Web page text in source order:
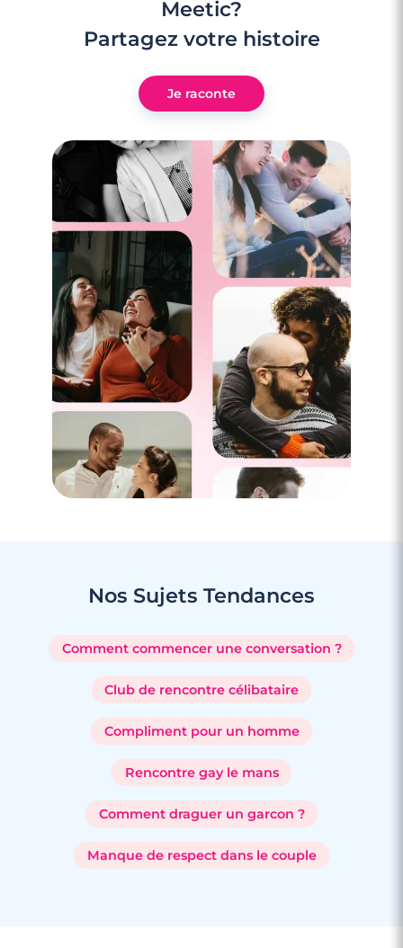
2 minutes
Comment transformer ses complexes en
atout ?
Meetic?
Partagez votre histoire
Je raconte
Nos Sujets Tendances
Comment commencer une conversation ?
Club de rencontre célibataire
Compliment pour un homme
Rencontre gay le mans
Comment draguer un garcon ?
Manque de respect dans le couple